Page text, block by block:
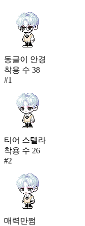
동글이 안경
착용 수 38
#1
티어 스텔라
착용 수 26
#2
매력만쩜